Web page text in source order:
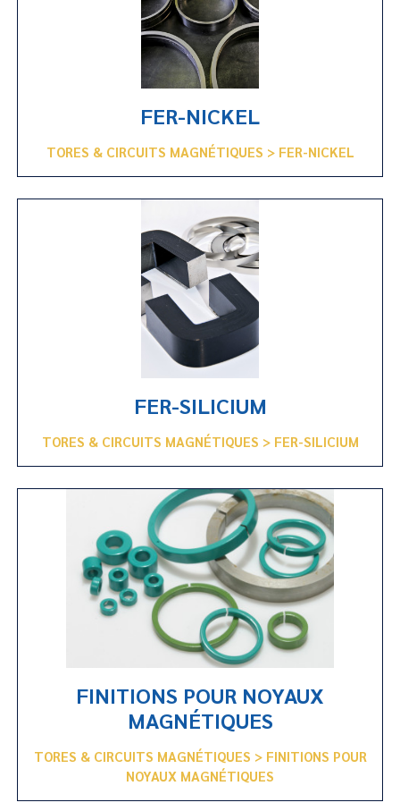
FER-NICKEL
TORES & CIRCUITS MAGNÉTIQUES > FER-NICKEL
FER-SILICIUM
TORES & CIRCUITS MAGNÉTIQUES > FER-SILICIUM
FINITIONS POUR NOYAUX
MAGNÉTIQUES
TORES & CIRCUITS MAGNÉTIQUES > FINITIONS POUR
NOYAUX MAGNÉTIQUES